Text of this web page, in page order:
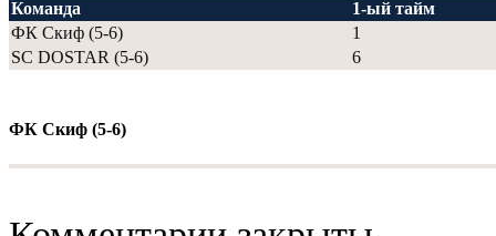
Команда
1-ый тайм
ФК Скиф (5-6)
1
SC DOSTAR (5-6)
6
ФК Скиф (5-6)